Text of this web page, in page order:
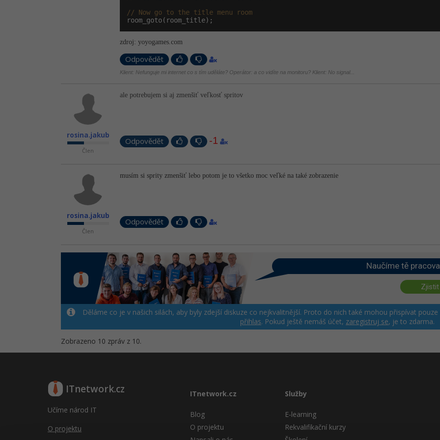
// Now go to the title menu room
room_goto(room_title);
zdroj: yoyogames.com
Odpovědět
Klient: Nefunguje mi internet co s tím uděláte? Operátor: a co vidíte na monitoru? Klient: No signal...
rosina.jakub
Člen
ale potrebujem si aj zmenšiť veľkosť spritov
Odpovědět -1
rosina.jakub
Člen
musím si sprity zmenšiť lebo potom je to všetko moc veľké na také zobrazenie
Odpovědět
Naučíme tě
Zjistit
Děláme co je v našich silách, aby byly zdejší diskuze co nejkvalitnější. Proto do nich také mohou přispívat
přihlas. Pokud ještě nemáš účet, zaregistruj se, je to zdarma.
Zobrazeno 10 zpráv z 10.
ITnetwork.cz
Učíme národ IT
O projektu
ITnetwork.cz
Blog
O projektu
Služby
E-learning
Rekvalifikační kurzy